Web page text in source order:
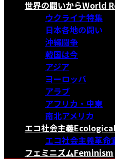
世界の闘いからWorld
ウクライナ特集
日本各地の闘い
沖縄闘争
韓国は今
アジア
ヨーロッパ
アラブ
アフリカ・中東
南北アメリカ
エコ社会主義
エコ社会主義革命
フェミニズムFeminism